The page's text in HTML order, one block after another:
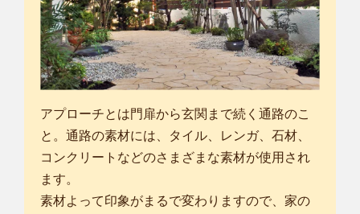
アプローチとは門扉から玄関まで続く通路のこ
と。通路の素材には、タイル、レンガ、石材、
コンクリートなどのさまざまな素材が使用され
ます。
素材よって印象がまるで変わりますので、家の